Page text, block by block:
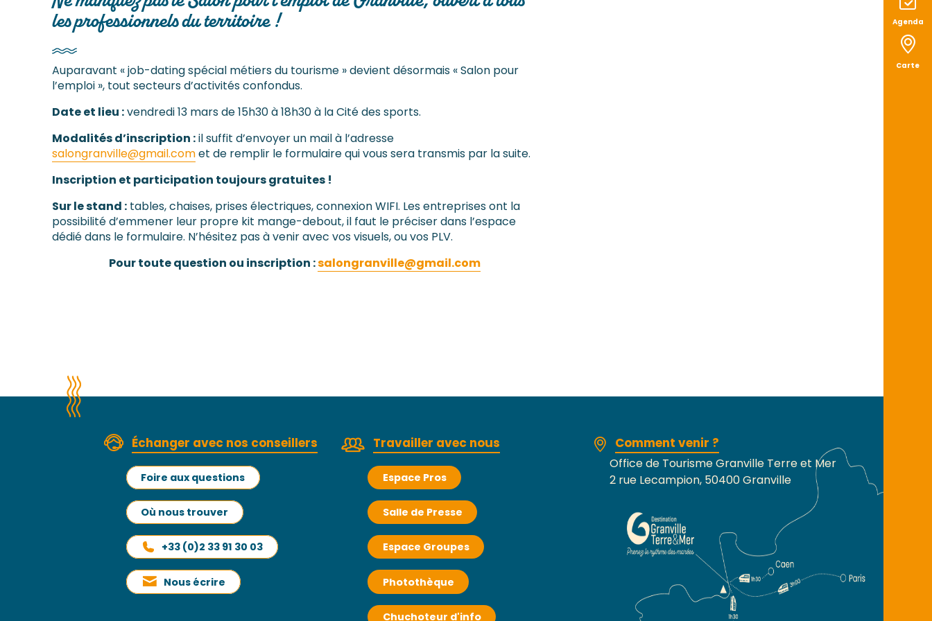
Agenda
Carte
les professionnels du territoire !
Auparavant « job-dating spécial métiers du tourisme » devient désormais « Salon pour
l’emploi », tout secteurs d’activités confondus.
Date et lieu :vendredi 13 mars de 15h30 à 18h30 à la Cité des sports.
Modalités d’inscription :il suffit d’envoyer un mail à l’adresse
salongranville@gmail.comet de remplir le formulaire qui vous sera transmis par la suite.
Inscription et participation toujours gratuites !
Sur le stand : tables, chaises, prises électriques, connexion WIFI. Les entreprises ont la
possibilité d’emmener leur propre kit mange-debout, il faut le préciser dans l’espace
dédié dans le formulaire. N’hésitez pas à venir avec vos visuels, ou vos PLV.
Pour toute question ou inscription :salongranville@gmail.com
Échanger avec nos conseillers
Foire aux questions
Où nous trouver
+33 (0)2 33 91 30 03
Nous écrire
Travailler avec nous
Espace Pros
Salle de Presse
Espace Groupes
Photothèque
Chuchoteur d'info
Comment venir ?
Office de Tourisme Granville Terre et Mer
2 rue Lecampion, 50400 Granville